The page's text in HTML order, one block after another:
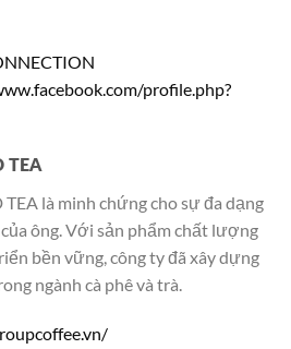
profile.php?
TEA
là minh chứng cho sự đa dạng
ông. Với sản phẩm chất lượng
bền vững, công ty đã xây dựng
ngành cà phê và trà.